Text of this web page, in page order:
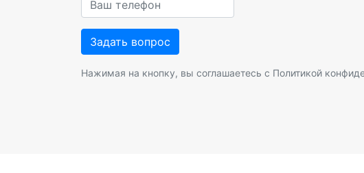
Нажимая на кнопку, вы соглашаетесь с Политикой